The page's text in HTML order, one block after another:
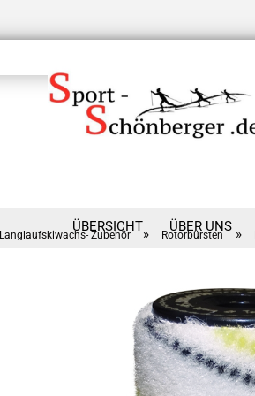
ÜBERSICHT ÜBER UNS
Langlaufskiwachs- Zubehör » Rotorbürsten »